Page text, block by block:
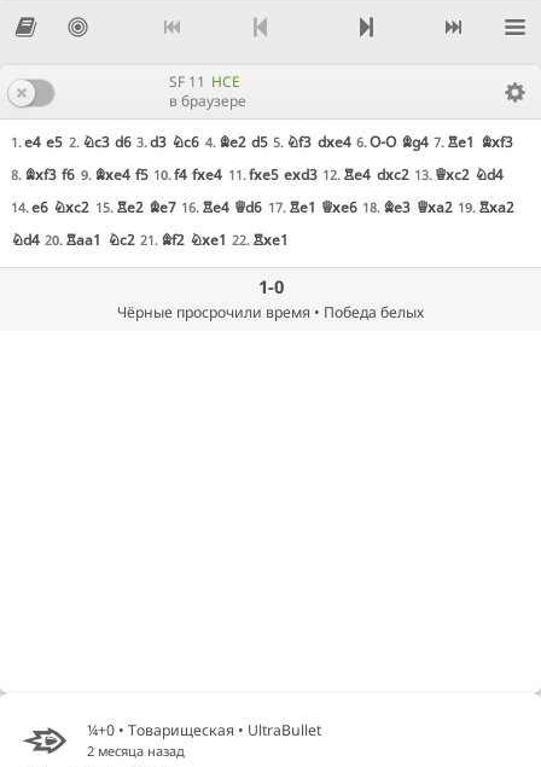
SF 11 HCE
в браузере
1.e4 e5 2. Nc3 d6 3.d3 Nc6 4. Be2 d5 5. Nf3 dxe4 6.O-O Bg4 7. Re1 Bxf3
8. Bxf3 f6 9. Bxe4 f5 10.f4 fxe4 11.fxe5 exd3 12. Re4 dxc2 13. Qxc2 Nd4
14.e6 Nxc2 15. Re2 Be7 16. Re4 Qd6 17. Re1 Qxe6 18. Be3 Qxa2 19. Rxa2
Nd4 20. Raa1 Nc2 21. Bf2 Nxe1 22. Rxe1
1-0
Чёрные просрочили время • Победа белых
¼+0 • Товарищеская • UltraBullet
2 месяца назад